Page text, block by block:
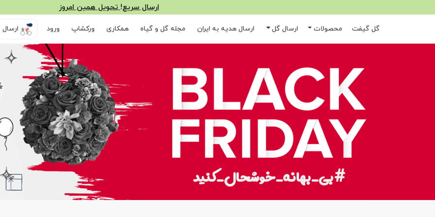
ارسال سریع! تحویل همین امروز
گل گیفت محصولات ارسال گل ارسال هدیه به ایران مجله گل و گیاه همکاری ورکشاپ ورود ارسال